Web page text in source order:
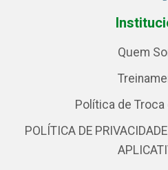
Quem
Política de
POLÍTICA DE